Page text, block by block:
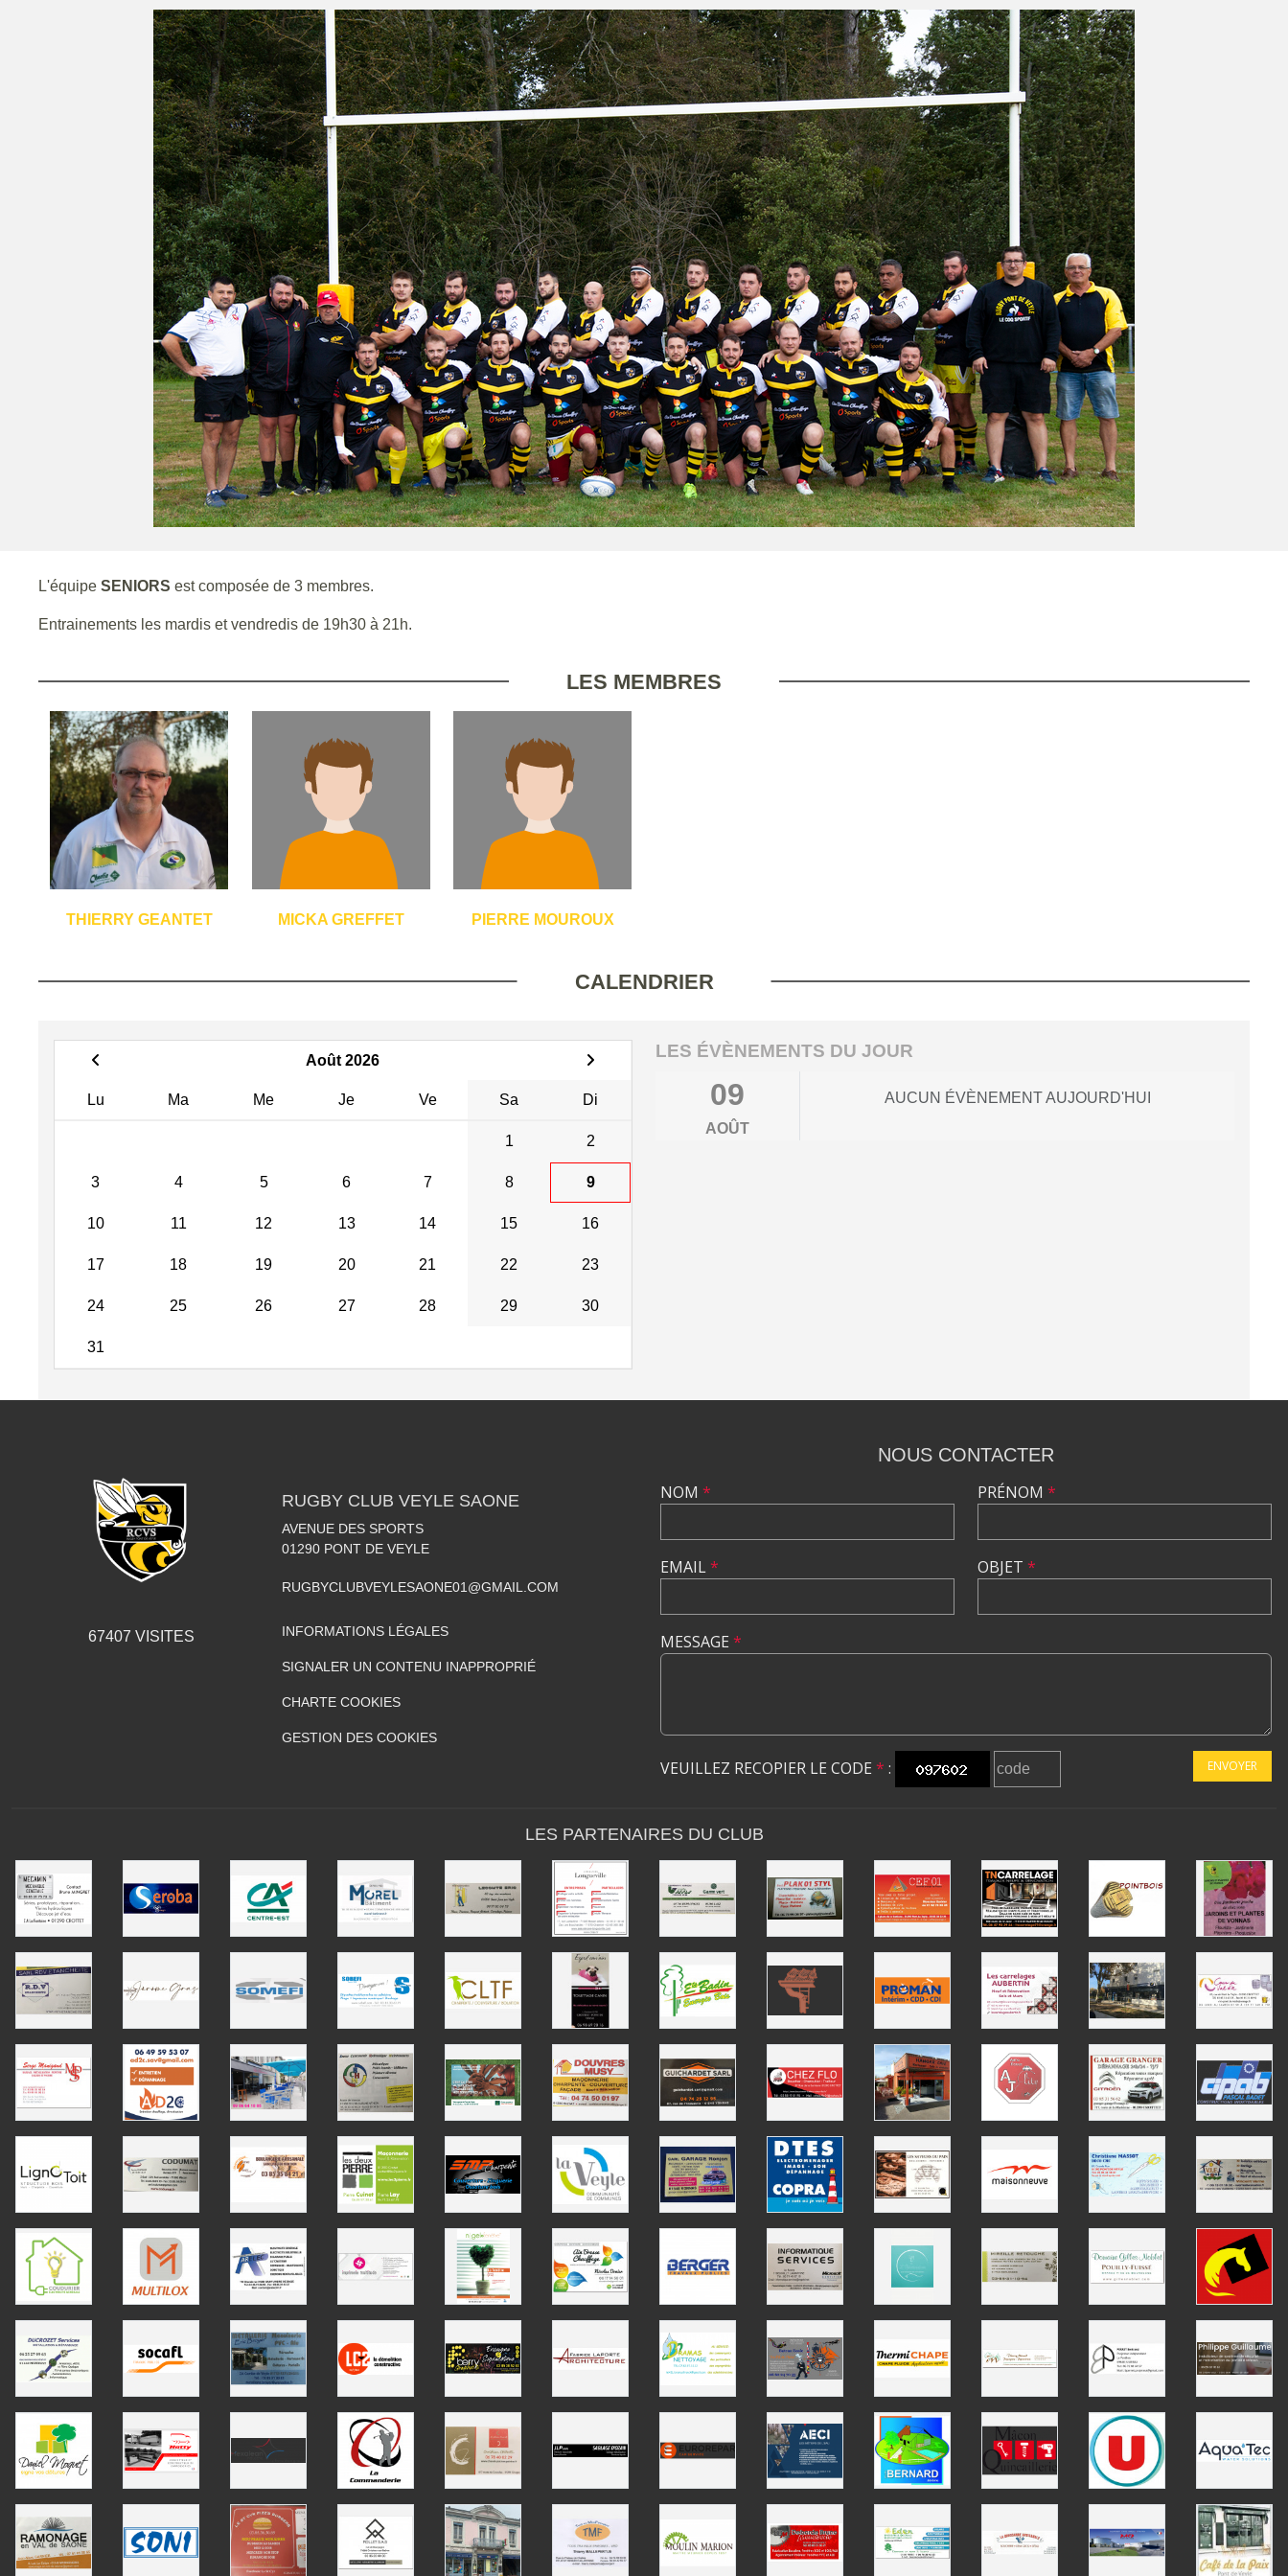
L'équipe SENIORS est composée de 3 membres.
Entrainements les mardis et vendredis de 19h30 à 21h.
LES MEMBRES
THIERRY GEANTET MICKA GREFFET PIERRE MOUROUX
CALENDRIER
Août 2026
Lu Ma Me Je Ve Sa Di
1 2
3 4 5 6 7 8 9
10 11 12 13 14 15 16
17 18 19 20 21 22 23
24 25 26 27 28 29 30
31
LES ÉVÈNEMENTS DU JOUR
09
AOÛT
AUCUN ÉVÈNEMENT AUJOURD'HUI
67407 VISITES
RUGBY CLUB VEYLE SAONE
AVENUE DES SPORTS
01290 PONT DE VEYLE
RUGBYCLUBVEYLESAONE01@GMAIL.COM
INFORMATIONS LÉGALES
SIGNALER UN CONTENU INAPPROPRIÉ
CHARTE COOKIES
GESTION DES COOKIES
NOUS CONTACTER
NOM *
EMAIL*
PRÉNOM *
OBJET *
MESSAGE *
VEUILLEZ RECOPIER LE CODE * : ENVOYER
LES PARTENAIRES DU CLUB